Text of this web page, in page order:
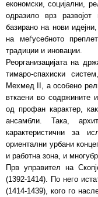
економски, социјални,
одразило врз
базирано на нови
на меѓусебното
традиции и иновации.
Реорганизацијата на
тимаро-спахиски
Мехмед II, а особено
вткаени во содржините
од профан карактер,
ансамбли. Така,
карактеристични за
ориентални урбани
и работна зона, и
Прв управител на
(1392-1414). По него
(1414-1439), кого го